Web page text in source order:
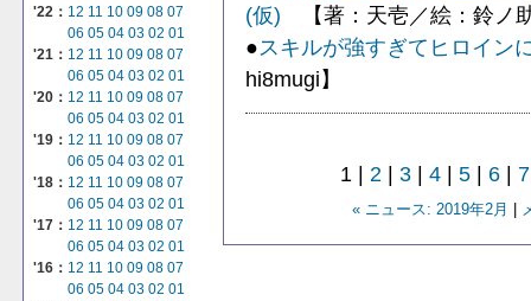
'22： 12 11 10 09 08 07
06 05 04 03 02 01
'21： 12 11 10 09 08 07
06 05 04 03 02 01
'20： 12 11 10 09 08 07
06 05 04 03 02 01
'19： 12 11 10 09 08 07
06 05 04 03 02 01
'18： 12 11 10 09 08 07
06 05 04 03 02 01
'17： 12 11 10 09 08 07
06 05 04 03 02 01
'16： 12 11 10 09 08 07
06 05 04 03 02 01
(仮) 【著：天壱／絵：鈴ノ
●スキルが強すぎてヒロイン
hi8mugi】
1 | 2 | 3 | 4 | 5 | 6 | 7
« ニュース: 2019年2月 |